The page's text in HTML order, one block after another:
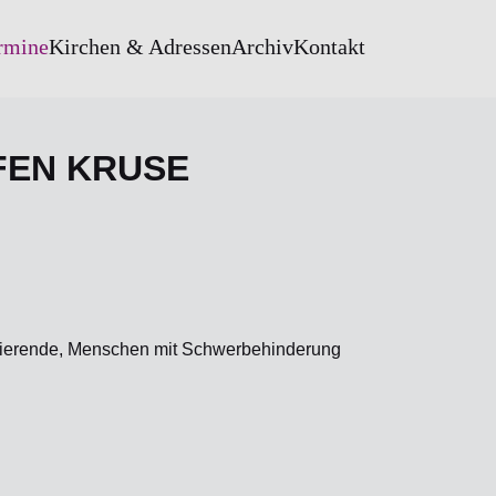
Kirchen & AdressenArchivKontakt
KRUSE
Menschen mit Schwerbehinderung